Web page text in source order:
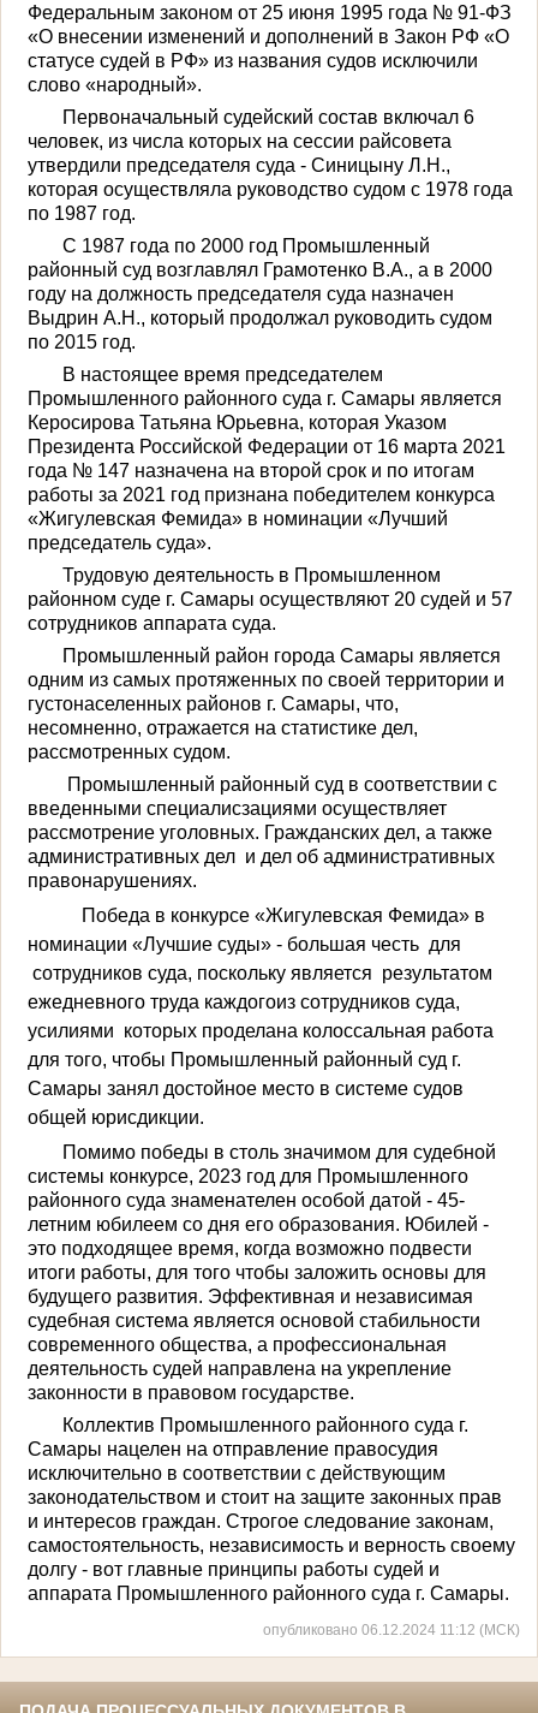
Федеральным законом от 25 июня 1995 года № 91-ФЗ
«О внесении изменений и до­полнений в Закон РФ «О
ста­тусе судей в РФ» из названия судов исключили
слово «на­родный».
Первоначальный судей­ский состав включал 6
человек, из числа которых на сессии райсовета
утвердили предсе­дателя суда - Синицыну Л.Н.,
которая осуществляла руко­водство судом с 1978 года
по 1987 год.
С 1987 года по 2000 год Промышленный
районный суд возглавлял Грамотенко В.А., а в 2000
году на должность пред­седателя суда назначен
Выдрин А.Н., который продолжал руководить судом
по 2015 год.
В настоящее время предсе­дателем
Промышленного рай­онного суда г. Самары является
Керосирова Татьяна Юрьевна, которая Указом
Президента Российской Федерации от 16 марта 2021
года № 147 назначе­на на второй срок и по итогам
работы за 2021 год признана победителем конкурса
«Жигу­левская Фемида» в номинации «Лучший
председатель суда».
Трудовую деятельность в Промышленном
районном суде г. Самары осуществляют 20 судей и 57
сотрудников ап­парата суда.
Промышленный район города Самары является
од­ним из самых протяженных по своей территории и
густонаселенных районов г. Самары, что,
несомненно, отражается на статистике дел,
рассмотрен­ных судом.
Промышленный районный суд в соответствии с
введенными специалисзациями осуществляет
рассмотрение уголовных. Гражданских дел, а также
административных дел и дел об административных
правонарушениях.
Победа в конкурсе «Жигулевская Фемида» в
номинации «Лучшие суды» - большая честь для
сотрудников суда, поскольку является результатом
ежедневного труда каждогоиз сотрудников суда,
усилиями которых проделана колоссальная работа
для того, чтобы Промышленный районный суд г.
Самары за­нял достойное место в системе судов
общей юрисдикции.
Помимо победы в столь значимом для су­дебной
системы конкурсе, 2023 год для Про­мышленного
районного суда знаменателен особой датой - 45-
летним юбилеем со дня его образования. Юбилей -
это подходящее вре­мя, когда возможно подвести
итоги работы, для того чтобы заложить основы для
будущего развития. Эффективная и независимая
судеб­ная система является основой стабильности
современного общества, а профессиональная
деятельность судей направлена на укрепление
законности в правовом государстве.
Коллектив Промышленного районного суда г.
Самары нацелен на отправление правосудия
исключительно в соответствии с действующим
законодательством и стоит на защите законных прав
и интересов граждан. Строгое следование законам,
самостоятельность, независимость и верность своему
долгу - вот главные принципы работы судей и
аппарата Промышленного рай­онного суда г. Самары.
опубликовано 06.12.2024 11:12 (МСК)